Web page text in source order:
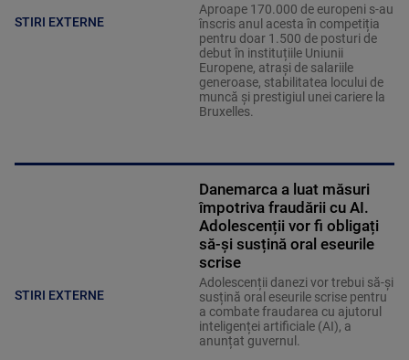
STIRI EXTERNE
Aproape 170.000 de europeni s-au
înscris anul acesta în competiția
pentru doar 1.500 de posturi de
debut în instituțiile Uniunii
Europene, atrași de salariile
generoase, stabilitatea locului de
muncă și prestigiul unei cariere la
Bruxelles.
STIRI EXTERNE
Danemarca a luat măsuri
împotriva fraudării cu AI.
Adolescenții vor fi obligați
să-și susțină oral eseurile
scrise
Adolescenții danezi vor trebui să-și
susțină oral eseurile scrise pentru
a combate fraudarea cu ajutorul
inteligenței artificiale (AI), a
anunțat guvernul.